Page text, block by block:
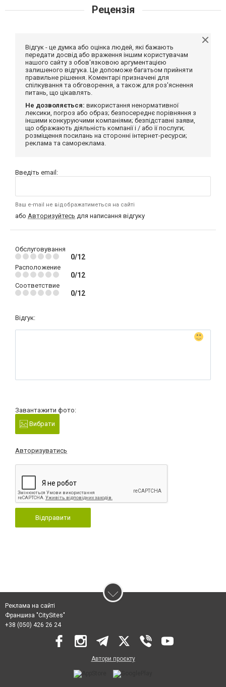
Рецензія
Відгук - це думка або оцінка людей, які бажають
передати досвід або враження іншим користувачам
нашого сайту з обов'язковою аргументацією
залишеного відгука. Це допоможе багатьом прийняти
правильне рішення. Коментарі призначені для
спілкування та обговорення, а також для роз'яснення
питань, що цікавлять.
Не дозволяється: використання ненормативної
лексики, погроз або образ; безпосереднє порівняння з
іншими конкуруючими компаніями; безпідставні заяви,
що ображають діяльність компанії і / або її послуги;
розміщення посилань на сторонні інтернет-ресурси;
реклама та самореклама.
Введіть email:
Ваш e-mail не відображатиметься на сайті
або Авторизуйтесь для написання відгуку
Обслуговування
0/12
Расположение
0/12
Соответствие
0/12
Відгук:
Завантажити фото:
Вибрати
Авторизуватись
Відправити
Реклама на сайті
Франшиза "CitySites"
+38 (050) 426 26 24
Автори проєкту